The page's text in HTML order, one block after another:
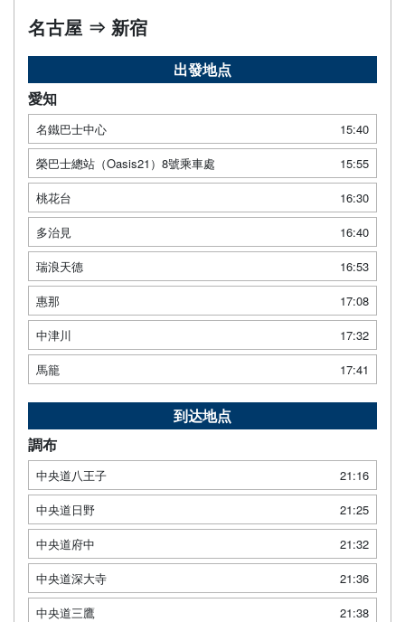
名古屋 ⇒ 新宿
出發地点
愛知
名鐵巴士中心
15:40
榮巴士總站（Oasis21）8號乘車處
15:55
桃花台
16:30
多治見
16:40
瑞浪天德
16:53
惠那
17:08
中津川
17:32
馬籠
17:41
到达地点
調布
中央道八王子
21:16
中央道日野
21:25
中央道府中
21:32
中央道深大寺
21:36
中央道三鷹
21:38